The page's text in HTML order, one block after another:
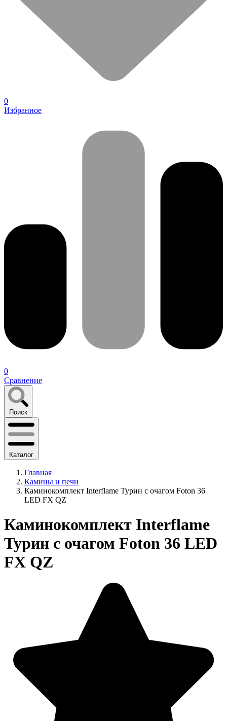
0
Избранное
0
Сравнение
Поиск
Каталог
Главная
Камины и печи
Каминокомплект Interflame Турин с очагом Foton 36
LED FX QZ
Каминокомплект Interflame
Турин с очагом Foton 36 LED
FX QZ